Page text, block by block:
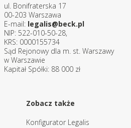
ul. Bonifraterska 17
00-203 Warszawa
E-mail: legalis@beck.pl
NIP: 522-010-50-28,
KRS: 0000155734
Sąd Rejonowy dla m. st. Warszawy
w Warszawie
Kapitał Spółki: 88 000 zł
Zobacz także
Konfigurator Legalis